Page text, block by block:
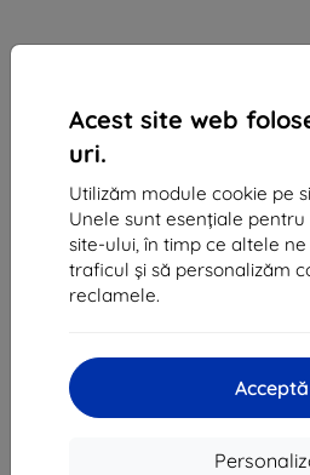
Acest site web
uri.
Utilizăm module cookie pe
Unele sunt esențiale
site-ului, în timp ce altele
traficul și să personalizăm
reclamele.
Acceptă
Ulica Rudolfa Mocka 3750/2A
841 04 Bratislava
46701494
CUI TVA:SK2023549671
Contact